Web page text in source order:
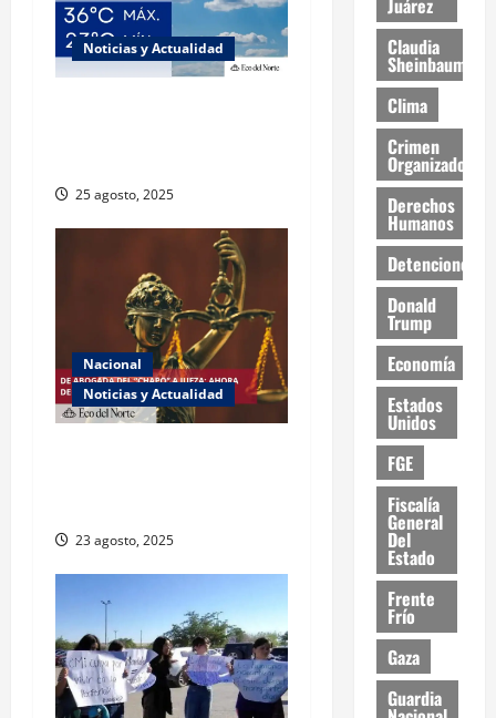
Noticias y Actualidad
25 agosto, 2025
Nacional
Noticias y Actualidad
23 agosto, 2025
Juárez
Claudia
Sheinbaum
Clima
Crimen
Organizado
Derechos
Humanos
Detenciones
Donald
Trump
Economía
Estados
Unidos
FGE
Fiscalía
General
Del
Estado
Frente
Frío
Gaza
Guardia